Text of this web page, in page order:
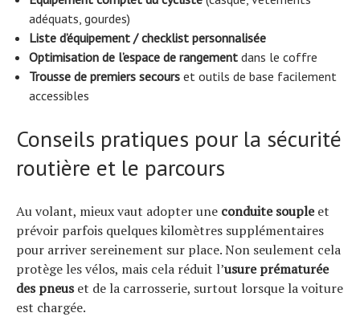
adéquats, gourdes)
Liste d’équipement / checklist personnalisée
Optimisation de l’espace de rangement dans le coffre
Trousse de premiers secours et outils de base facilement
accessibles
Conseils pratiques pour la sécurité
routière et le parcours
Au volant, mieux vaut adopter une conduite soupleet
prévoir parfois quelques kilomètres supplémentaires
pour arriver sereinement sur place. Non seulement cela
protège les vélos, mais cela réduit l’usure prématurée
des pneuset de la carrosserie, surtout lorsque la voiture
est chargée.